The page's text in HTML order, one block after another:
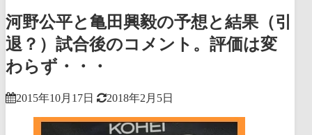
河野公平と亀田興毅の予想と結果（引
退？）試合後のコメント。評価は変
わらず・・・
2015年10月17日 2018年2月5日